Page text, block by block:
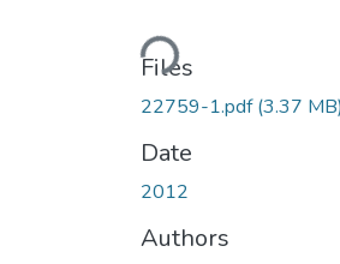
Loading...
Files
22759-1.pdf(3.37 MB)
Date
2012
Authors